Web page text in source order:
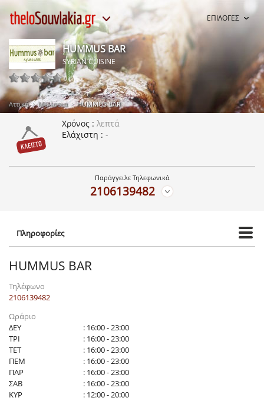
ΕΠΙΛΟΓΕΣ
HUMMUS BAR
SYRIAN CUISINE
0 ψήφοι
Αττική Μελίσσια HUMMUS BAR
Χρόνος
λεπτά
Ελάχιστη
-
Παράγγειλε Τηλεφωνικά
2106139482
Πληροφορίες
HUMMUS BAR
Τηλέφωνο
2106139482
Ωράριο
ΔΕΥ
: 16:00 - 23:00
ΤΡΙ
: 16:00 - 23:00
ΤΕΤ
: 16:00 - 23:00
ΠΕΜ
: 16:00 - 23:00
ΠΑΡ
: 16:00 - 23:00
ΣΑΒ
: 16:00 - 23:00
ΚΥΡ
: 12:00 - 20:00